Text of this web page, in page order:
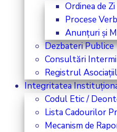
Ordinea de Zi
Procese
Anunțuri și
Dezbateri Publice
Consultări
Registrul
Integritatea
Codul Etic /
Lista Cadourilor
Mecanism de